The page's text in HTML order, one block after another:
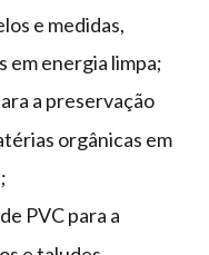
e medidas,
em energia limpa;
a preservação
orgânicas em
PVC para a